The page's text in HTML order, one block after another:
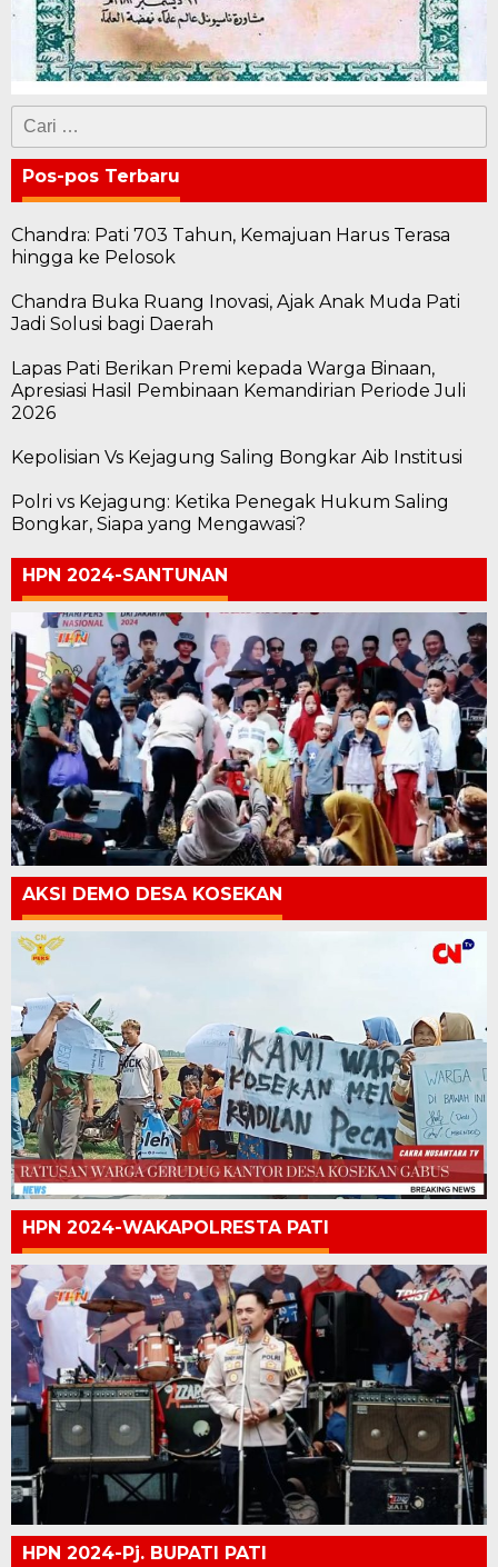
Cari
untuk:
Pos-pos Terbaru
Chandra: Pati 703 Tahun, Kemajuan Harus Terasa
hingga ke Pelosok
Chandra Buka Ruang Inovasi, Ajak Anak Muda Pati
Jadi Solusi bagi Daerah
Lapas Pati Berikan Premi kepada Warga Binaan,
Apresiasi Hasil Pembinaan Kemandirian Periode Juli
2026
Kepolisian Vs Kejagung Saling Bongkar Aib Institusi
Polri vs Kejagung: Ketika Penegak Hukum Saling
Bongkar, Siapa yang Mengawasi?
HPN 2024-SANTUNAN
AKSI DEMO DESA KOSEKAN
HPN 2024-WAKAPOLRESTA PATI
HPN 2024-Pj. BUPATI PATI